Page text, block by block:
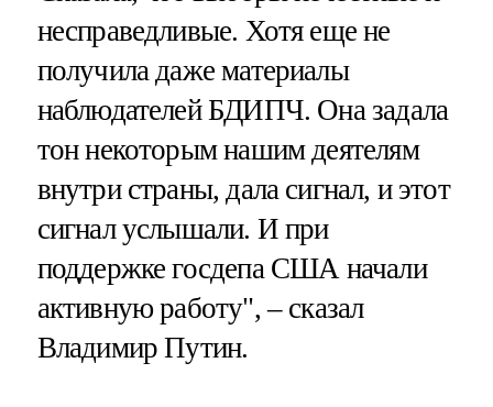
несправедливые. Хотя еще не
получила даже материалы
наблюдателей БДИПЧ. Она задала
тон некоторым нашим деятелям
внутри страны, дала сигнал, и этот
сигнал услышали. И при
поддержке госдепа США начали
активную работу", – сказал
Владимир Путин.